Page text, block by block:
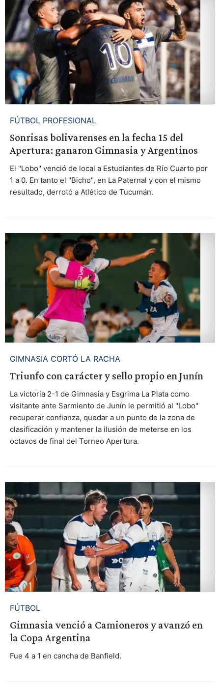
FÚTBOL PROFESIONAL
Sonrisas bolivarenses en la fecha 15 del
Apertura: ganaron Gimnasia y Argentinos
El "Lobo" venció de local a Estudiantes de Río Cuarto por
1 a 0. En tanto el "Bicho", en La Paternal y con el mismo
resultado, derrotó a Atlético de Tucumán.
GIMNASIA CORTÓ LA RACHA
Triunfo con carácter y sello propio en Junín
La victoria 2-1 de Gimnasia y Esgrima La Plata como
visitante ante Sarmiento de Junín le permitió al "Lobo"
recuperar confianza, quedar a un punto de la zona de
clasificación y mantener la ilusión de meterse en los
octavos de final del Torneo Apertura.
FÚTBOL
Gimnasia venció a Camioneros y avanzó en
la Copa Argentina
Fue 4 a 1 en cancha de Banfield.